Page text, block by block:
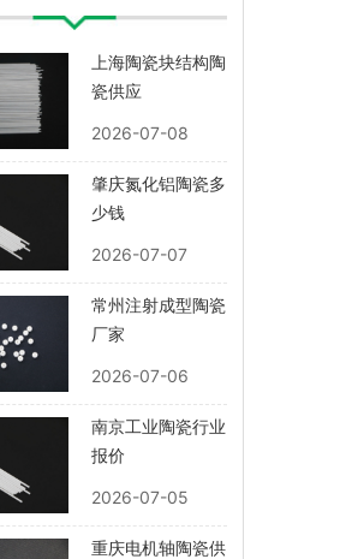
上海陶瓷块结构陶
瓷供应
2026-07-08
肇庆氮化铝陶瓷多
少钱
2026-07-07
常州注射成型陶瓷
厂家
2026-07-06
南京工业陶瓷行业
报价
2026-07-05
重庆电机轴陶瓷供